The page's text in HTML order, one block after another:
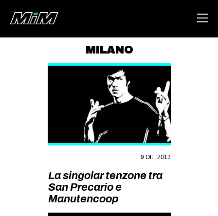
ABOUT
AREA
DEGENERAZIONE
GAZA FREESTYLE
MSM
STUDENTI TSUNAMI
ZAM
MILANO
9 Ott , 2013
La singolar tenzone tra
San Precario e
Manutencoop